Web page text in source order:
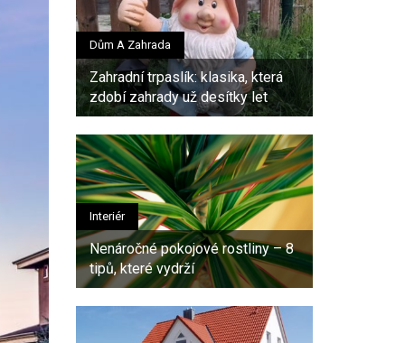
Dům A Zahrada
Zahradní trpaslík: klasika, která
zdobí zahrady už desítky let
Interiér
Nenáročné pokojové rostliny – 8
tipů, které vydrží